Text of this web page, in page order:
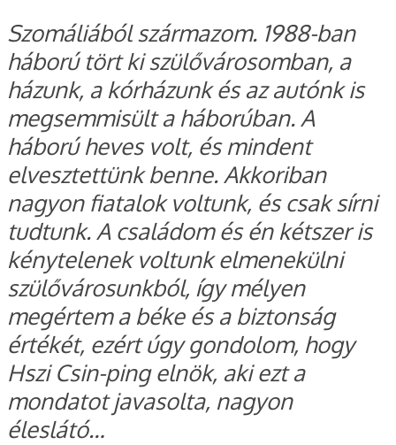
Szomáliából származom. 1988-ban
háború tört ki szülővárosomban, a
házunk, a kórházunk és az autónk is
megsemmisült a háborúban. A
háború heves volt, és mindent
elvesztettünk benne. Akkoriban
nagyon fiatalok voltunk, és csak sírni
tudtunk. A családom és én kétszer is
kénytelenek voltunk elmenekülni
szülővárosunkból, így mélyen
megértem a béke és a biztonság
értékét, ezért úgy gondolom, hogy
Hszi Csin-ping elnök, aki ezt a
mondatot javasolta, nagyon
éleslátó…